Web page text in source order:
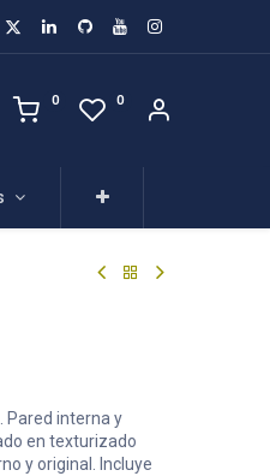
0 0
Pared interna y
en texturizado
y original. Incluye